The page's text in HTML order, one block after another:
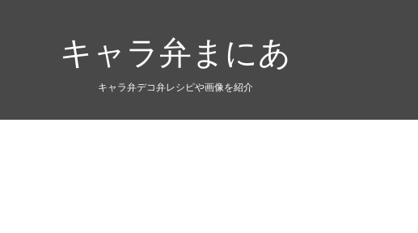
キャラ弁まにあ
キャラ弁デコ弁レシピや画像を紹介